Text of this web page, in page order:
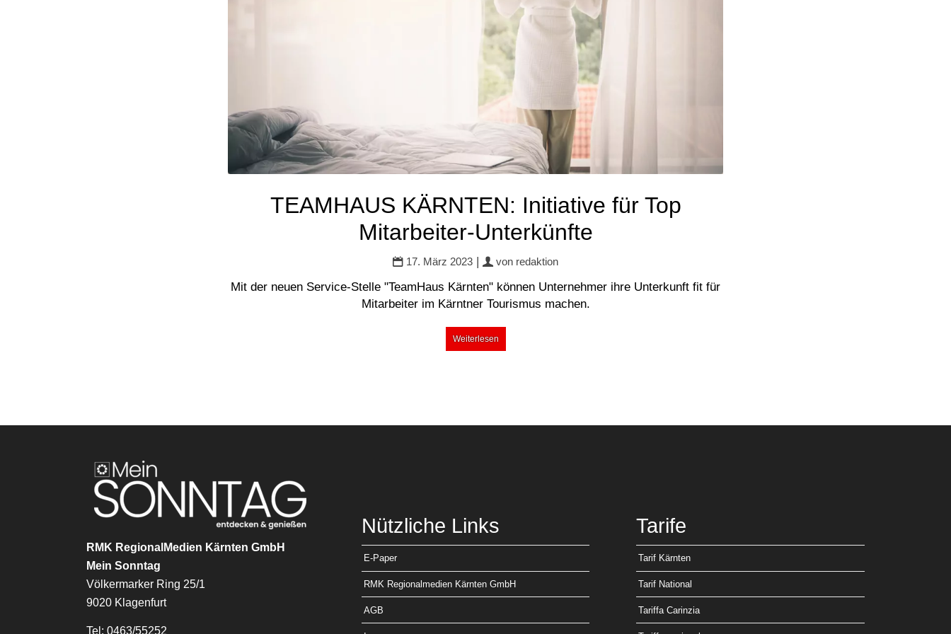
TEAMHAUS KÄRNTEN: Initiative für Top
Mitarbeiter-Unterkünfte
17. März 2023 | von redaktion
Mit der neuen Service-Stelle "TeamHaus Kärnten" können Unternehmer ihre Unterkunft fit für
Mitarbeiter im Kärntner Tourismus machen.
Weiterlesen
RMK RegionalMedien Kärnten GmbH
Mein Sonntag
Völkermarker Ring 25/1
9020 Klagenfurt
Tel: 0463/55252
Nützliche Links
E-Paper
RMK Regionalmedien Kärnten GmbH
AGB
Tarife
Tarif Kärnten
Tarif National
Tariffa Carinzia